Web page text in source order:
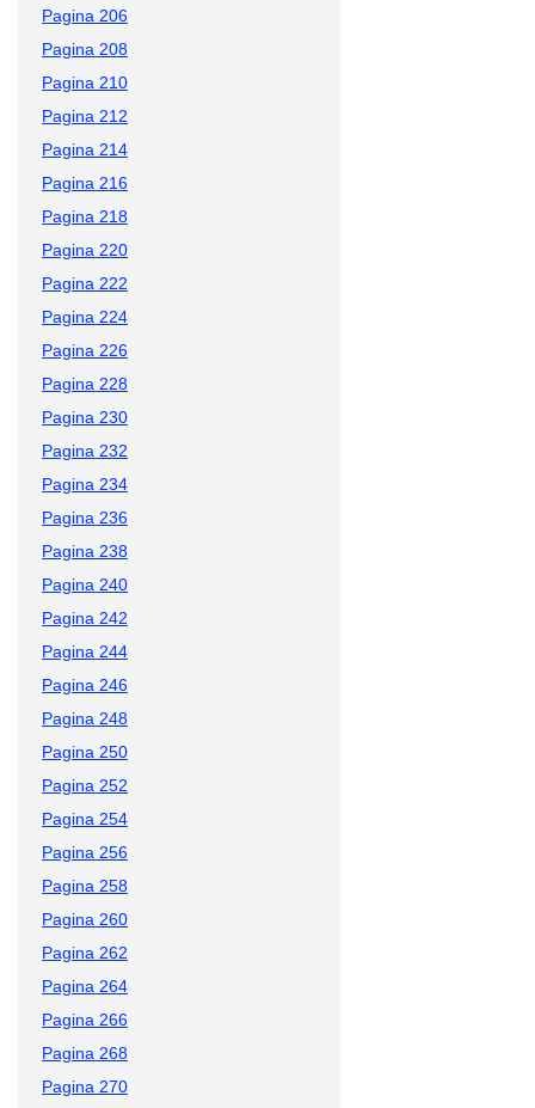
Pagina 206
Pagina 208
Pagina 210
Pagina 212
Pagina 214
Pagina 216
Pagina 218
Pagina 220
Pagina 222
Pagina 224
Pagina 226
Pagina 228
Pagina 230
Pagina 232
Pagina 234
Pagina 236
Pagina 238
Pagina 240
Pagina 242
Pagina 244
Pagina 246
Pagina 248
Pagina 250
Pagina 252
Pagina 254
Pagina 256
Pagina 258
Pagina 260
Pagina 262
Pagina 264
Pagina 266
Pagina 268
Pagina 270